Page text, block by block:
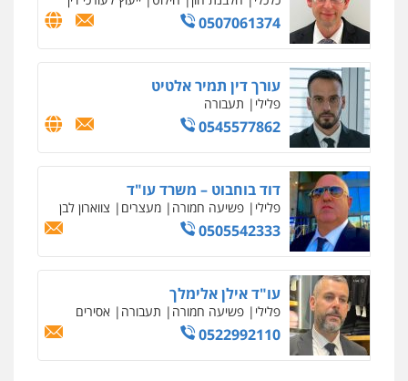
פלילי עורכי דין לענייני אסירים תעבורה
עו"ד רונן בנדל
משפט פלילי פשיעה חמורה
מנשה, אלמוג – עורכי דין
פלילי עבירות תנועה צווארון לבן תעבורה
עורכי דין לענייני אסירים
0546470989
ויקי שמואל – משרד עו"ד
פלילי משפט פלילי
0507061374
עורך דין תמיר אלטיט
פלילי תעבורה
0545577862
דוד בוחבוט – משרד עו"ד
פלילי פשיעה חמורה מעצרים צווארון לבן
0505542333
עו"ד אילן אלימלך
פלילי פשיעה חמורה תעבורה אסירים
0522992110איומים כתובים
תושב סכנין חשוד ששלח הודעות מאיימות לעורך דין